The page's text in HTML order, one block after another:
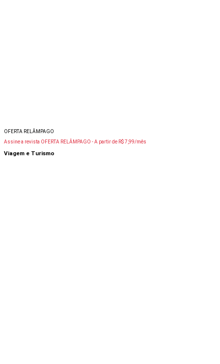
OFERTA RELÂMPAGO
Assine a revista OFERTA RELÂMPAGO -A partir de R$ 7,99/mês
Viagem e Turismo